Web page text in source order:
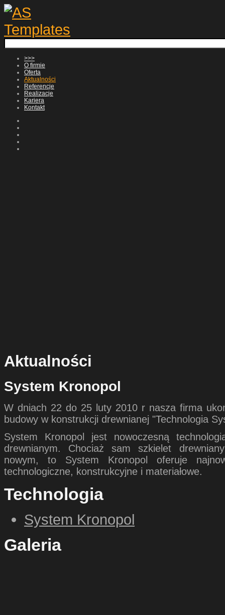
>>>
O firmie
Oferta
Aktualności
Referencje
Realizacje
Kariera
Kontakt
Aktualności
System Kronopol
W dniach 22 do 25 luty 2010 r nasza firma
budowy w konstrukcji drewnianej "Technologia
System Kronopol jest nowoczesną
drewnianym. Chociaż sam szkielet
nowym, to System Kronopol oferuje
technologiczne, konstrukcyjne i materiałowe.
Technologia
System Kronopol
Galeria